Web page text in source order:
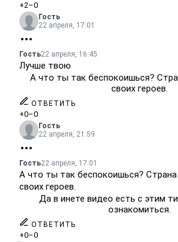
+2–0
Гость
22 апреля, 17:01
Гость22 апреля, 16:45
Лучше твою
А что ты так беспокоишься?
своих героев.
ОТВЕТИТЬ
+0–0
Гость
22 апреля, 21:59
Гость22 апреля, 17:01
А что ты так беспокоишься?
своих героев.
Да в инете видео есть с этим
ознакомиться.
ОТВЕТИТЬ
+0–0